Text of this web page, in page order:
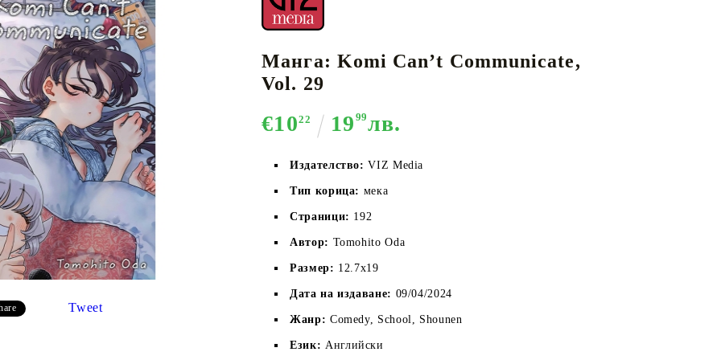
CARD GAME
АКСЕСОАРИ ЗА КАРТОВИ
ИГРИ
Протектори за карти
Подложки/Матове
Класьори за карти
НАСИПНИ КАРТИ
К-ПОП
Tweet
Манга: Komi Can’t Communicate,
Vol. 29
€1022 19 99лв.
Издателство:VIZ Media
Тип корица: мека
Страници: 192
Автор: Tomohito Oda
Размер: 12.7x19
Дата на издаване: 09/04/2024
Жанр: Comedy, School, Shounen
Език: Английски